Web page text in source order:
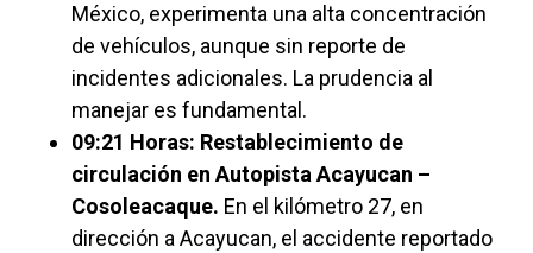
México, experimenta una alta concentración
de vehículos, aunque sin reporte de
incidentes adicionales. La prudencia al
manejar es fundamental.
09:21 Horas: Restablecimiento de
circulación en Autopista Acayucan –
Cosoleacaque. En el kilómetro 27, en
dirección a Acayucan, el accidente reportado